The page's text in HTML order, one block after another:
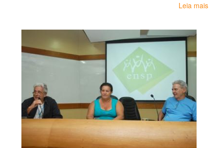
Leia mais